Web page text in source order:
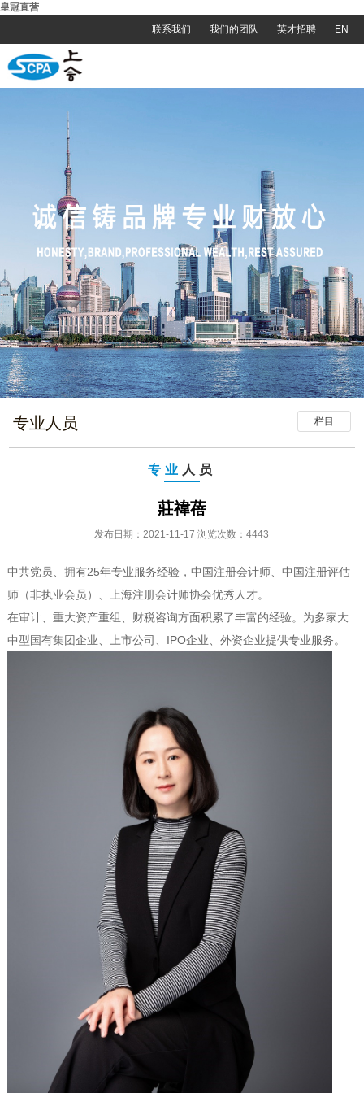
皇冠直营
联系我们
我们的团队 英才招聘 EN
栏目
专业人员
专业 人员
莊禕蓓
发布日期：2021-11-17 浏览次数：4443
中共党员、拥有25年专业服务经验，中国注册会计师、中国注册评估
师（非执业会员）、上海注册会计师协会优秀人才。
在审计、重大资产重组、财税咨询方面积累了丰富的经验。为多家大
中型国有集团企业、上市公司、IPO企业、外资企业提供专业服务。